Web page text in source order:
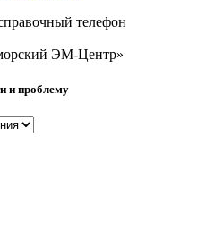
телефон
ЭМ-Центр»
и проблему